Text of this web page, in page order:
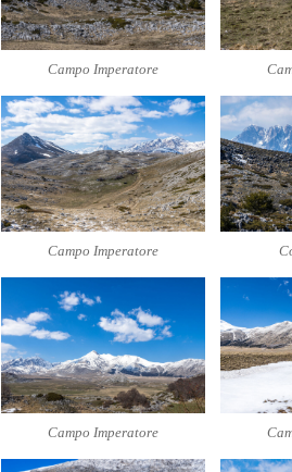
Campo Imperatore
Campo Imperatore
Campo Imperatore